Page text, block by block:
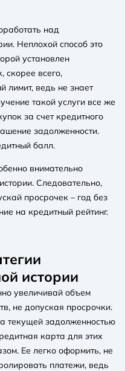
над
Неплохой способ это
установлен
скорее всего,
лимит, ведь не знает
такой услуги все же
за счет кредитного
задолженности.
балл.
внимательно
Следовательно,
просрочек – год без
на кредитный рейтинг.
истории
увеличивай объем
не допуская просрочки.
текущей задолженностью
карта для этих
Ее легко оформить, не
платежи, ведь